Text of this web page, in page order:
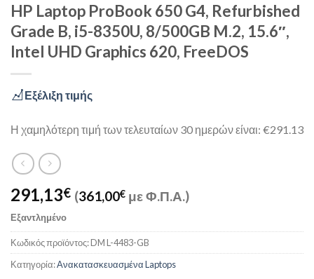
HP Laptop ProBook 650 G4, Refurbished
Grade B, i5-8350U, 8/500GB M.2, 15.6″,
Intel UHD Graphics 620, FreeDOS
Εξέλιξη τιμής
Η χαμηλότερη τιμή των τελευταίων 30 ημερών είναι: €291.13
291,13€ (361,00€ με Φ.Π.Α.)
Εξαντλημένο
Κωδικός προϊόντος:DM L-4483-GB
Κατηγορία:Ανακατασκευασμένα Laptops